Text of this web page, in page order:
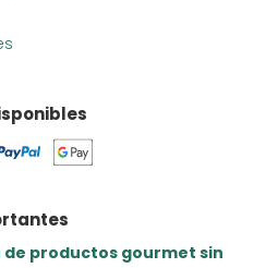
de productos gourmet sin